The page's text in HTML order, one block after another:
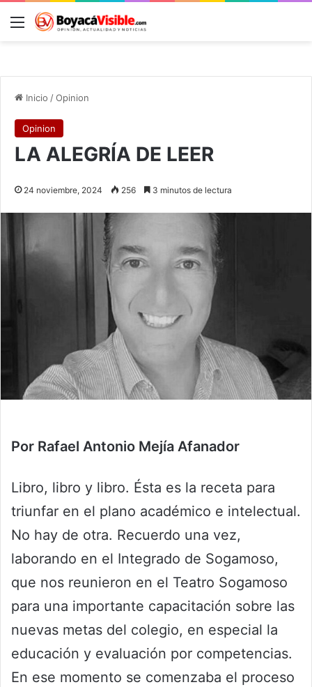
Menú
Inicio /Opinion
Opinion
LA ALEGRÍA DE LEER
24 noviembre, 2024 256 3 minutos de lectura
Por Rafael Antonio Mejía Afanador
Libro, libro y libro. Ésta es la receta para
triunfar en el plano académico e intelectual.
No hay de otra. Recuerdo una vez,
laborando en el Integrado de Sogamoso,
que nos reunieron en el Teatro Sogamoso
para una importante capacitación sobre las
nuevas metas del colegio, en especial la
educación y evaluación por competencias.
En ese momento se comenzaba el proceso